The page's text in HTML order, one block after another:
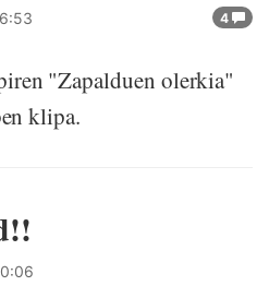
4
"Zapalduen olerkia"
klipa.